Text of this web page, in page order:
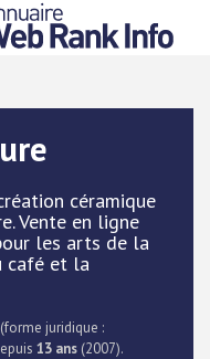
céramique
Vente en ligne
les arts de la
café et la
(forme juridique :
13 ans (2007).